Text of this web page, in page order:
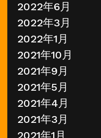
2022年6月
2022年3月
2022年1月
2021年10月
2021年9月
2021年5月
2021年4月
2021年3月
2021年1月